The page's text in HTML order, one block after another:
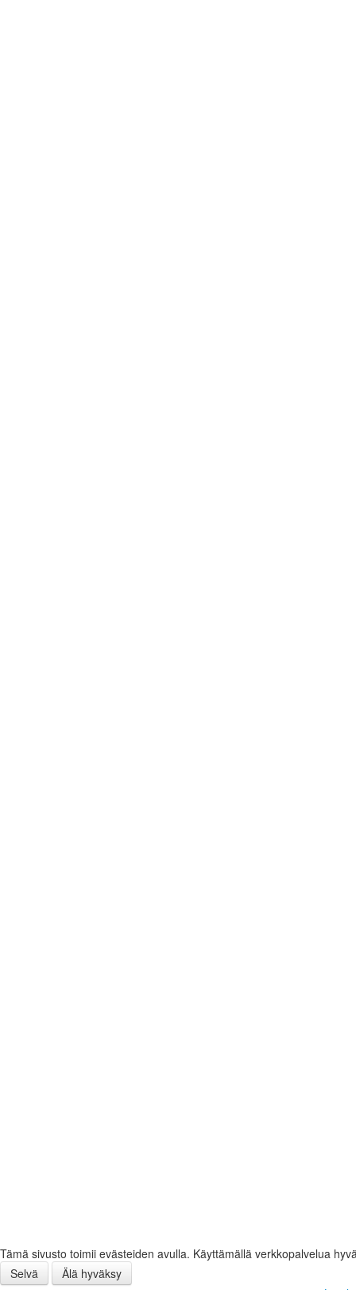
Tämä sivusto toimii evästeiden avulla. Käyttämällä verkkopalvelua
Selvä
Älä hyväksy